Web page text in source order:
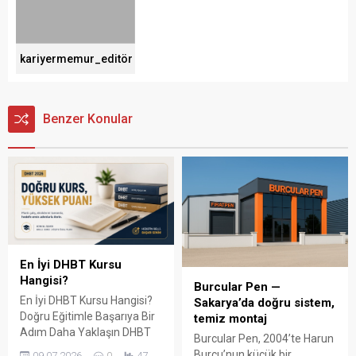
kariyermemur_editör
Benzer Konular
En İyi DHBT Kursu
Hangisi?
En İyi DHBT Kursu Hangisi?
Doğru Eğitimle Başarıya Bir
Adım Daha Yaklaşın DHBT
Burcular Pen —
Sakarya’da doğru sistem,
temiz montaj
Burcular Pen, 2004’te Harun